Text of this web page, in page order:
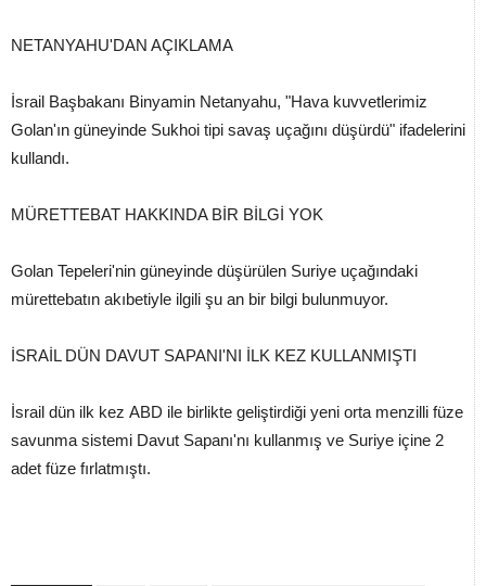
NETANYAHU'DAN AÇIKLAMA
İsrail Başbakanı Binyamin Netanyahu, "Hava kuvvetlerimiz
Golan'ın güneyinde Sukhoi tipi savaş uçağını düşürdü" ifadelerini
kullandı.
MÜRETTEBAT HAKKINDA BİR BİLGİ YOK
Golan Tepeleri'nin güneyinde düşürülen Suriye uçağındaki
mürettebatın akıbetiyle ilgili şu an bir bilgi bulunmuyor.
İSRAİL DÜN DAVUT SAPANI'NI İLK KEZ KULLANMIŞTI
İsrail dün ilk kez ABD ile birlikte geliştirdiği yeni orta menzilli füze
savunma sistemi Davut Sapanı'nı kullanmış ve Suriye içine 2
adet füze fırlatmıştı.